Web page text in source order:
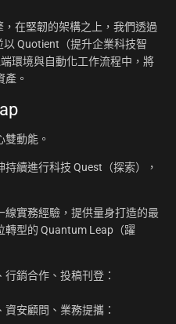
在堅韌的架構之上，我們透過
Quotient（提升企業科技智
環境與自動化工作流程中，將
。
動能。
續進行科技 Quest（探索），
實務經驗，提供量身打造的最
轉型的 Quantum Leap（躍
銷合作、投稿刊登：
安顧問、業務提攜：